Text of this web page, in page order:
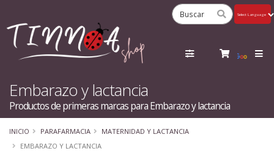
Embarazo y lactancia
Productos de primeras marcas para Embarazo y lactancia
INICIO PARAFARMACIA
MATERNIDAD Y LACTANCIA
EMBARAZO Y LACTANCIA